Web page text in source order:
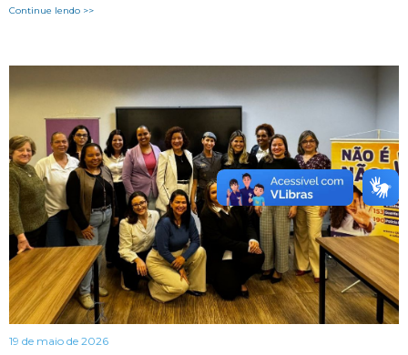
Continue lendo >>
19 de maio de 2026